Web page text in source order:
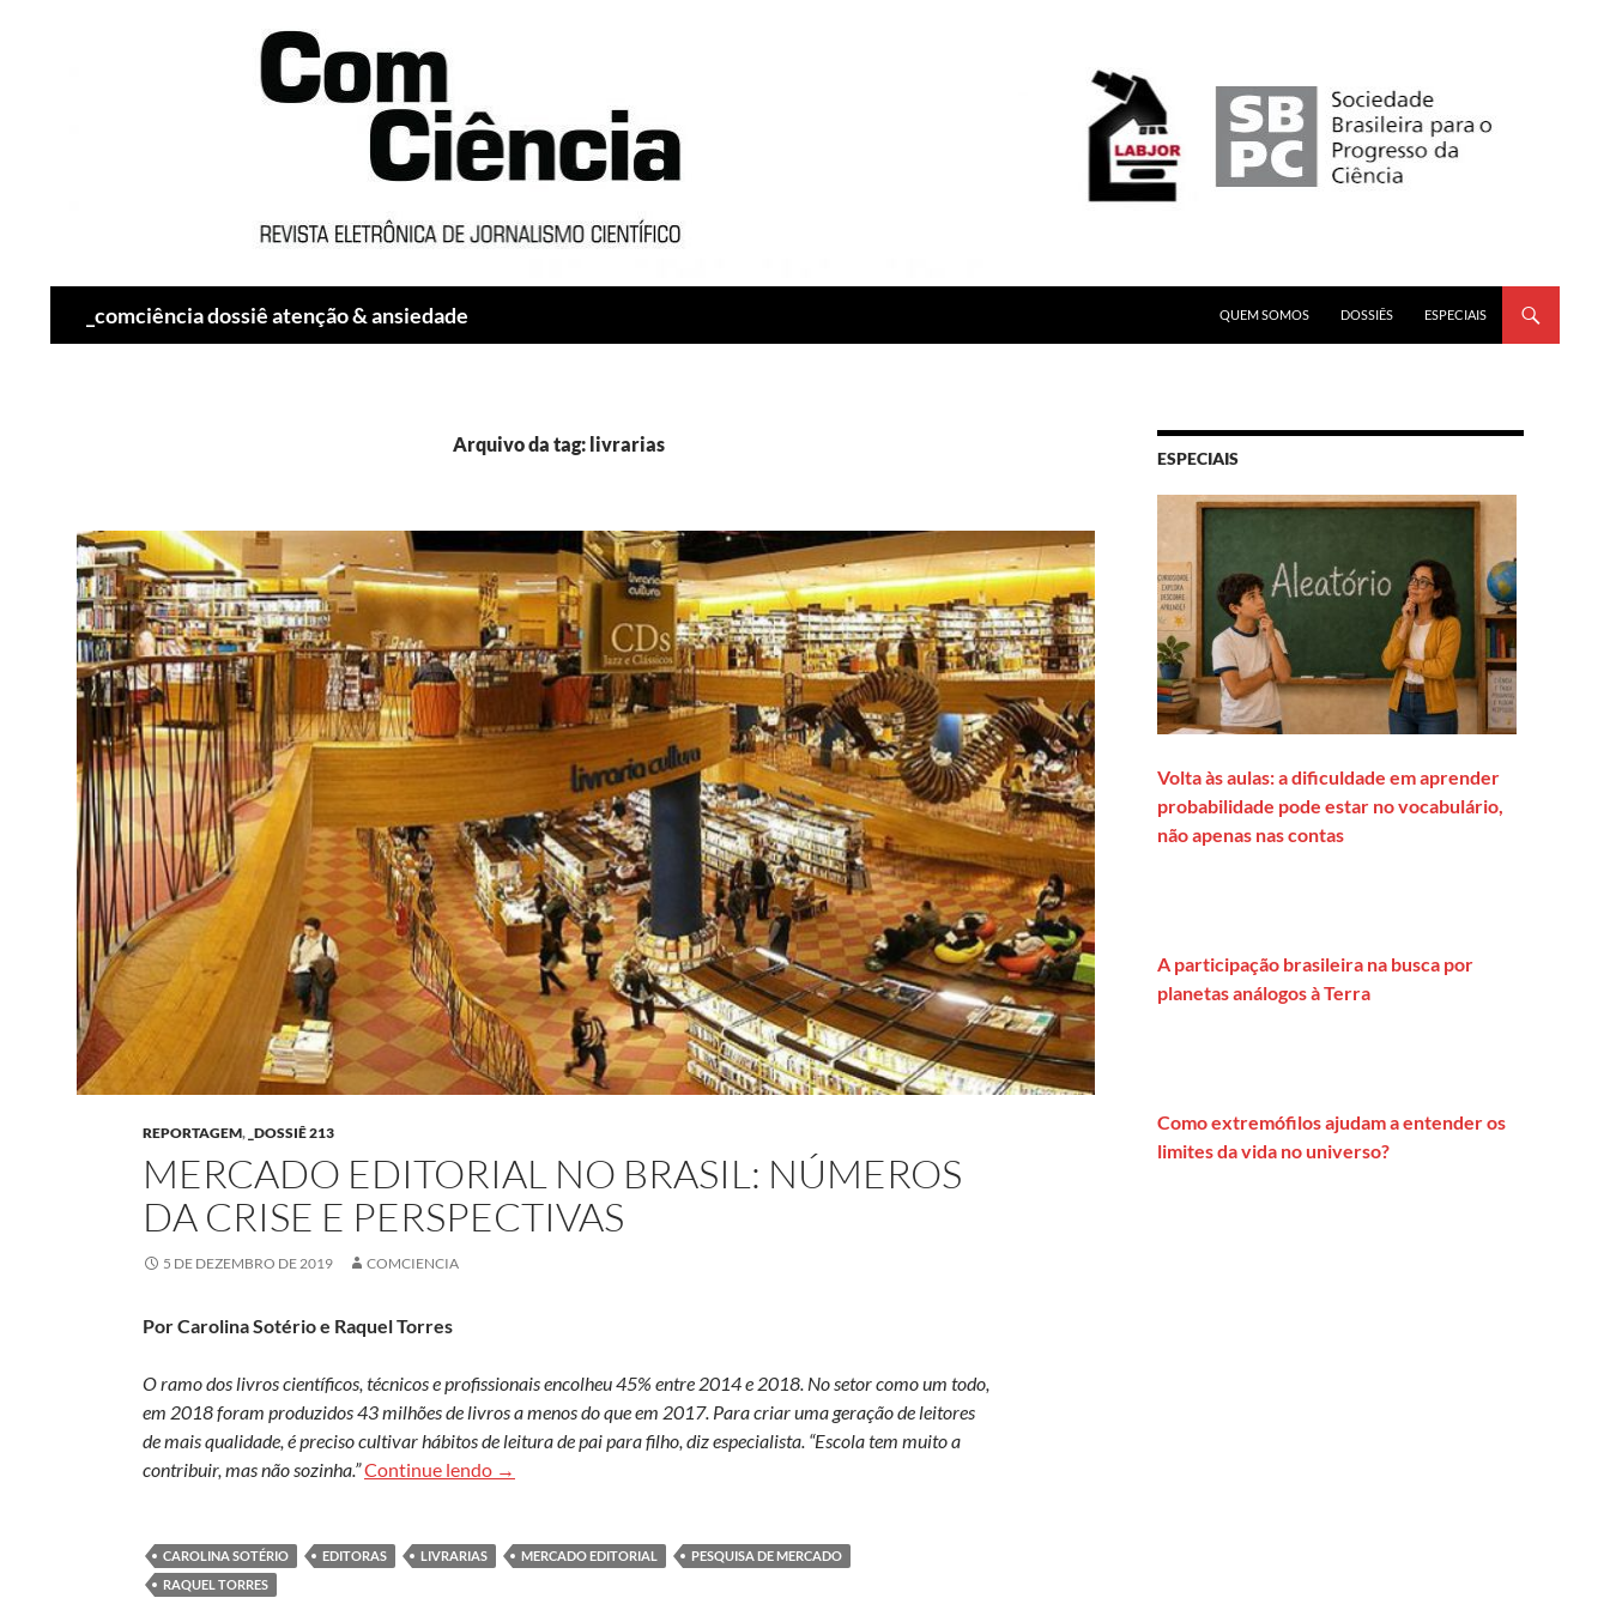
_comciência dossiê atenção & ansiedade
QUEM SOMOS
DOSSIÊS ESPECIAIS
Arquivo da tag: livrarias
REPORTAGEM, _DOSSIÊ 213
MERCADO EDITORIAL NO BRASIL: NÚMEROS
DA CRISE E PERSPECTIVAS
5 DE DEZEMBRO DE 2019 COMCIENCIA
Por Carolina Sotério e Raquel Torres
O ramo dos livros científicos, técnicos e profissionais encolheu 45% entre 2014 e 2018. No setor como um todo,
em 2018 foram produzidos 43 milhões de livros a menos do que em 2017. Para criar uma geração de leitores
de mais qualidade, é preciso cultivar hábitos de leitura de pai para filho, diz especialista. “Escola tem muito a
contribuir, mas não sozinha.”Continue lendo Mercado editorial no Brasil: números da crise e perspectivas
→
CAROLINA SOTÉRIO EDITORAS LIVRARIAS MERCADO EDITORIAL
PESQUISA DE MERCADO
RAQUEL TORRES
ESPECIAIS
Volta às aulas: a dificuldade em aprender
probabilidade pode estar no vocabulário,
não apenas nas contas
A participação brasileira na busca por
planetas análogos à Terra
Como extremófilos ajudam a entender os
limites da vida no universo?